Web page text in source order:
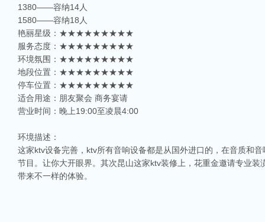
1380——容纳14人
1580——容纳18人
艳丽星级：★★★★★★★★★
服务态度：★★★★★★★★★
环境氛围：★★★★★★★★★
地段位置：★★★★★★★★★
停车位置：★★★★★★★★★
适合用途：朋友聚会 商务宴请
营业时间：晚上19:00至凌晨4:00
环境描述：
这家ktv设备完善，ktv所有音响设备都是从国外进口的，在音质和
节目。让你大开眼界。其次昆山这家ktv装修上，花重金邀请专业
带来不一样的体验。